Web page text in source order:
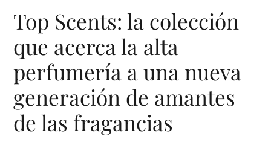
Top Scents: la colección
que acerca la alta
perfumería a una nueva
generación de amantes
de las fragancias